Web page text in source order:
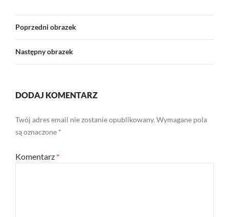
Poprzedni obrazek
Następny obrazek
DODAJ KOMENTARZ
Twój adres email nie zostanie opublikowany. Wymagane pola
są oznaczone *
Komentarz *